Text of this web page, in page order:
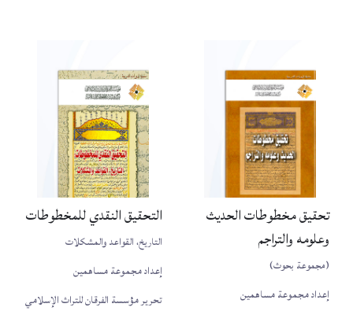
تحقيق مخطوطات الحديث
وعلومه والتراجم
(مجموعة بحوث)
إعداد مجموعة مساهمين
التحقيق النقدي للمخطوطات
التاريخ، القواعد والمشكلات
إعداد مجموعة مساهمين
تحرير مؤسسة الفرقان للتراث الإسلامي